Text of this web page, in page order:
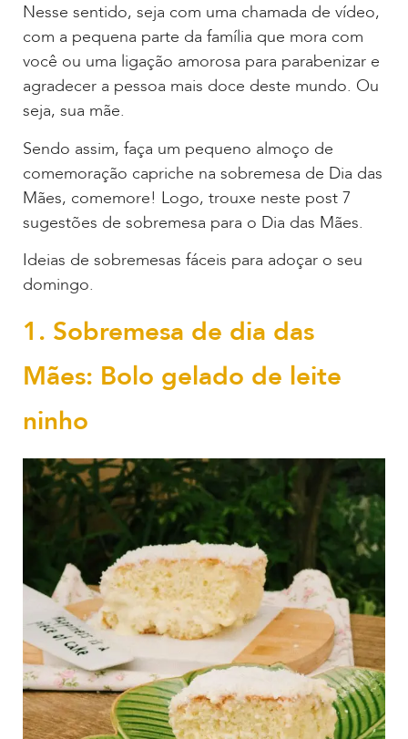
Nesse sentido, seja com uma chamada de vídeo,
com a pequena parte da família que mora com
você ou uma ligação amorosa para parabenizar e
agradecer a pessoa mais doce deste mundo. Ou
seja, sua mãe.
Sendo assim, faça um pequeno almoço de
comemoração capriche na sobremesa de Dia das
Mães, comemore! Logo, trouxe neste post 7
sugestões de sobremesa para o Dia das Mães.
Ideias de sobremesas fáceis para adoçar o seu
domingo.
1. Sobremesa de dia das
Mães: Bolo gelado de leite
ninho